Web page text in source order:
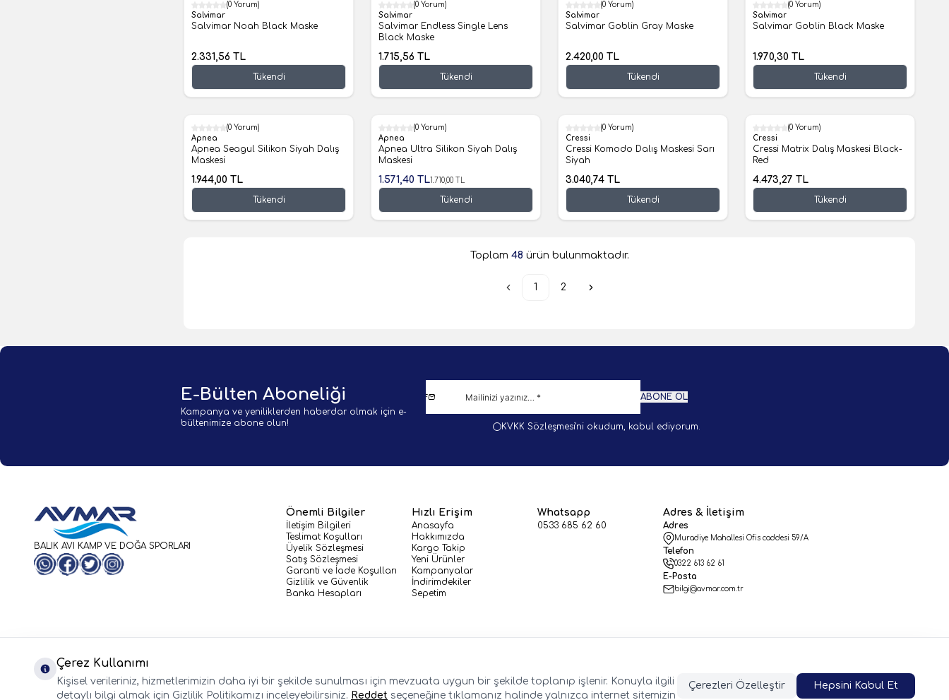
(0 Yorum)
Salvimar
Salvimar Noah Black Maske
2.331,56 TL
Tükendi
(0 Yorum)
Salvimar
Salvimar Endless Single Lens
Black Maske
1.715,56 TL
Tükendi
(0 Yorum)
Salvimar
Salvimar Goblin Gray Maske
2.420,00 TL
Tükendi
(0 Yorum)
Salvimar
Salvimar Goblin Black Maske
1.970,30 TL
Tükendi
(0 Yorum)
Apnea
Apnea Seagul Silikon Siyah Dalış
Maskesi
1.944,00 TL
Tükendi
(0 Yorum)
Apnea
Apnea Ultra Silikon Siyah Dalış
Maskesi
1.710,00
1.571,40 TL
Tükendi
(0 Yorum)
Cressi
Cressi Komodo Dalış Maskesi Sarı
Siyah
3.040,74 TL
Tükendi
(0 Yorum)
Cressi
Cressi Matrix Dalış Maskesi Black-
Red
4.473,27 TL
Tükendi
Toplam 48 ürün bulunmaktadır.
1 2
E-Bülten Aboneliği
Kampanya ve yeniliklerden haberdar olmak için e-
bültenimize abone olun!
ABONE OL
KVKK Sözleşmesi'ni okudum, kabul ediyorum.
BALIK AVI KAMP VE DOĞA SPORLARI
WhatsApp
Facebook
TwitterInstagram
Önemli Bilgiler
İletişim Bilgileri
Teslimat Koşulları
Üyelik Sözleşmesi
Satış Sözleşmesi
Garanti ve İade Koşulları
Gizlilik ve Güvenlik
Banka Hesapları
Hızlı Erişim
Anasayfa
Hakkımızda
Kargo Takip
Yeni Ürünler
Kampanyalar
İndirimdekiler
Sepetim
Whatsapp
0533 685 62 60
Adres & İletişim
Adres
Muradiye Mahallesi Ofis caddesi 59/A
Telefon
0322 613 62 61
E-Posta
bilgi@avmar.com.tr
Çerez Kullanımı
Kişisel verileriniz, hizmetlerimizin daha iyi bir şekilde sunulması için mevzuata uygun bir şekilde toplanıp işlenir. Konuyla ilgili
detaylı bilgi almak için Gizlilik Politikamızı inceleyebilirsiniz. Reddet seçeneğine tıklamanız halinde yalnızca internet sitemizin
Çerezleri Özelleştir Hepsini Kabul Et